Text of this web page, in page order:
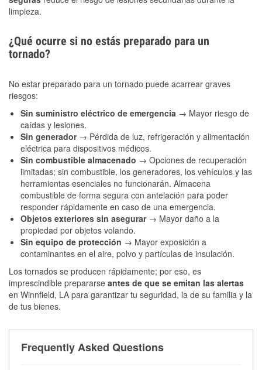
limpieza.
¿Qué ocurre si no estás preparado para un
tornado?
No estar preparado para un tornado puede acarrear graves
riesgos:
Sin suministro eléctrico de emergencia → Mayor riesgo de
caídas y lesiones.
Sin generador → Pérdida de luz, refrigeración y alimentación
eléctrica para dispositivos médicos.
Sin combustible almacenado → Opciones de recuperación
limitadas; sin combustible, los generadores, los vehículos y las
herramientas esenciales no funcionarán. Almacena
combustible de forma segura con antelación para poder
responder rápidamente en caso de una emergencia.
Objetos exteriores sin asegurar → Mayor daño a la
propiedad por objetos volando.
Sin equipo de protección → Mayor exposición a
contaminantes en el aire, polvo y partículas de insulación.
Los tornados se producen rápidamente; por eso, es
imprescindible prepararse antes de que se emitan las alertas
en Winnfield, LA para garantizar tu seguridad, la de su familia y la
de tus bienes.
Frequently Asked Questions